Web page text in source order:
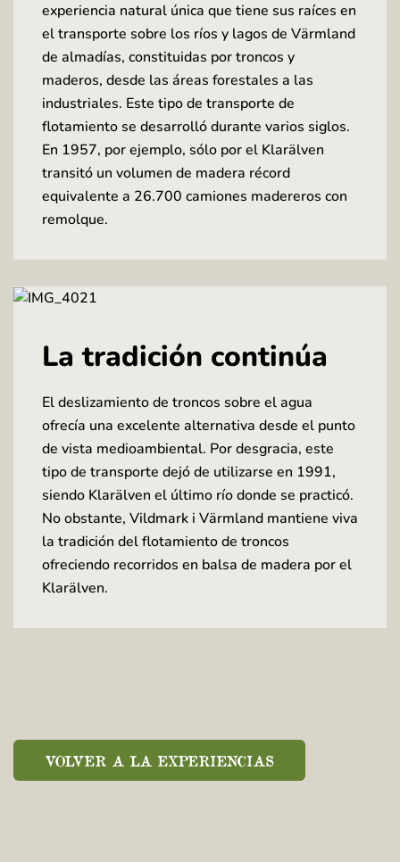
experiencia natural única que tiene sus raíces en
el transporte sobre los ríos y lagos de Värmland
de almadías, constituidas por troncos y
maderos, desde las áreas forestales a las
industriales. Este tipo de transporte de
flotamiento se desarrolló durante varios siglos.
En 1957, por ejemplo, sólo por el Klarälven
transitó un volumen de madera récord
equivalente a 26.700 camiones madereros con
remolque.
La tradición continúa
El deslizamiento de troncos sobre el agua
ofrecía una excelente alternativa desde el punto
de vista medioambiental. Por desgracia, este
tipo de transporte dejó de utilizarse en 1991,
siendo Klarälven el último río donde se practicó.
No obstante, Vildmark i Värmland mantiene viva
la tradición del flotamiento de troncos
ofreciendo recorridos en balsa de madera por el
Klarälven.
VOLVER A LA EXPERIENCIAS